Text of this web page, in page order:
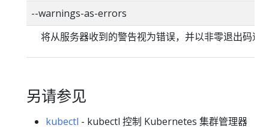
--warnings-as-errors
将从服务器收到的警告视为错误，并以非零退出码退
另请参见
kubectl - kubectl 控制 Kubernetes 集群管理器